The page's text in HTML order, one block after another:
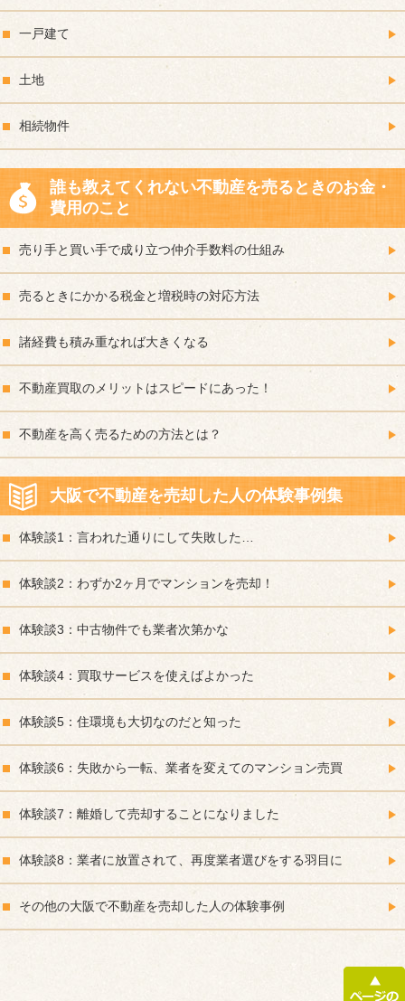
一戸建て
土地
相続物件
誰も教えてくれない不動産を売るときのお金・
費用のこと
売り手と買い手で成り立つ仲介手数料の仕組み
売るときにかかる税金と増税時の対応方法
諸経費も積み重なれば大きくなる
不動産買取のメリットはスピードにあった！
不動産を高く売るための方法とは？
大阪で不動産を売却した人の体験事例集
体験談1：言われた通りにして失敗した…
体験談2：わずか2ヶ月でマンションを売却！
体験談3：中古物件でも業者次第かな
体験談4：買取サービスを使えばよかった
体験談5：住環境も大切なのだと知った
体験談6：失敗から一転、業者を変えてのマンション売買
体験談7：離婚して売却することになりました
体験談8：業者に放置されて、再度業者選びをする羽目に
その他の大阪で不動産を売却した人の体験事例